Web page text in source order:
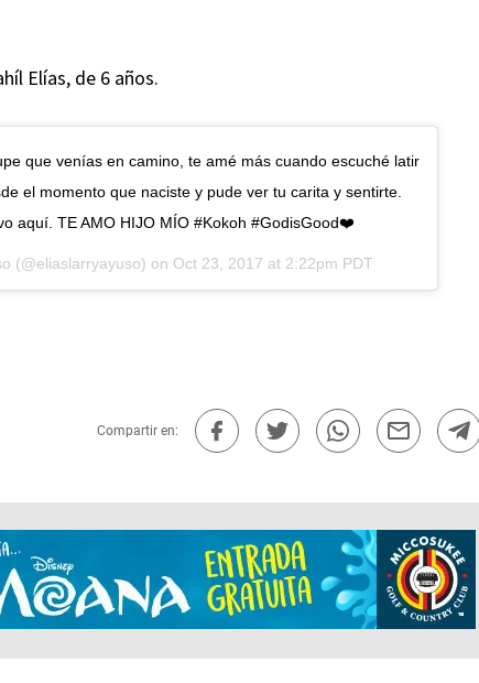
Elías, de 6 años.
que venías en camino, te amé más cuando escuché latir
el momento que naciste y pude ver tu carita y sentirte.
aquí. TE AMO HIJO MÍO #Kokoh #GodisGood❤️
(@eliaslarryayuso) on Oct 23, 2017 at 2:22pm PDT
Compartir en: